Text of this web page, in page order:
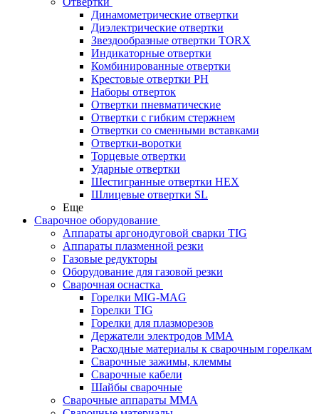
Динамометрические отвертки
Диэлектрические отвертки
Звездообразные отвертки TORX
Индикаторные отвертки
Комбинированные отвертки
Крестовые отвертки PH
Наборы отверток
Отвертки пневматические
Отвертки с гибким стержнем
Отвертки со сменными вставками
Отвертки-воротки
Торцевые отвертки
Ударные отвертки
Шестигранные отвертки HEX
Шлицевые отвертки SL
Еще
Сварочное оборудование
Аппараты аргонодуговой сварки TIG
Аппараты плазменной резки
Газовые редукторы
Оборудование для газовой резки
Сварочная оснастка
Горелки MIG-MAG
Горелки TIG
Горелки для плазморезов
Держатели электродов ММА
Расходные материалы к сварочным горелкам
Сварочные зажимы, клеммы
Сварочные кабели
Шайбы сварочные
Сварочные аппараты MMA